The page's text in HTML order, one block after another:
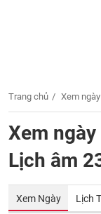
Trang chủ Xem ngày
Xem
Lịch âm
Xem Ngày Lịch